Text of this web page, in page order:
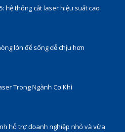
hệ thống cắt laser hiệu suất cao
lớn để sống dễ chịu hơn
Trong Ngành Cơ Khí
hỗ trợ doanh nghiệp nhỏ và vừa